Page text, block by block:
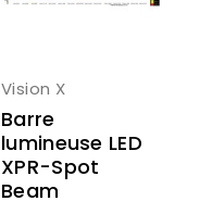
Vision X
Barre
lumineuse LED
XPR-Spot
Beam